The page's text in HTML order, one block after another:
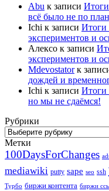
Abu к записи
всё было не по
Ichi к записи Итоги
экспериментов и
Алексо к записи
экспериментов и
Mdevostatorк
дождей и
Ichi к записи Итоги
но мы не сдаёмся!
Рубрики
Рубрики
Метки
100DaysForChanges
mediawiki putty sape seo ssh
Турбо биржи контента биржи